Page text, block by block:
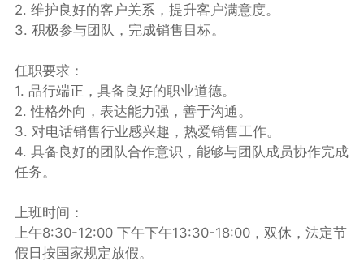
2. 维护良好的客户关系，提升客户满意度。
3. 积极参与团队，完成销售目标。
任职要求：
1. 品行端正，具备良好的职业道德。
2. 性格外向，表达能力强，善于沟通。
3. 对电话销售行业感兴趣，热爱销售工作。
4. 具备良好的团队合作意识，能够与团队成员协作完成
任务。
上班时间：
上午8:30-12:00 下午下午13:30-18:00，双休，法定节
假日按国家规定放假。